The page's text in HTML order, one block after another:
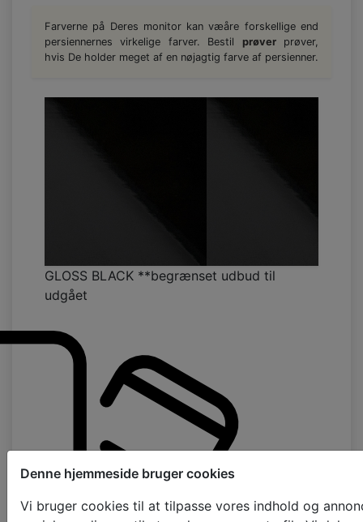
Denne hjemmeside bruger cookies
Vi bruger cookies til at tilpasse vores indhold og
Farverne på Deres monitor kan væåre forskellige end
persiennernes virkelige farver. Bestil prøverprøver,
hvis De holder meget af en nøjagtig farve af persienner.
GLOSS BLACK **begrænset udbud til
udgået